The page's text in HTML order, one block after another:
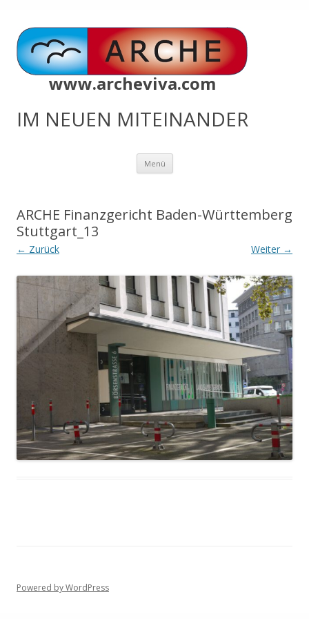
www.archeviva.com
IM NEUEN MITEINANDER
Menü Zum
springen
ARCHE Finanzgericht Baden-Württemberg
Stuttgart_13
← Zurück Weiter →
Powered by WordPress